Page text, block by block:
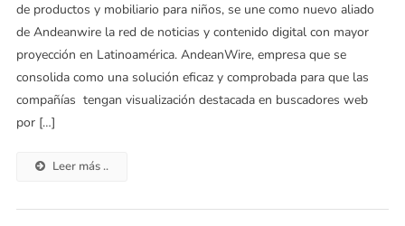
de productos y mobiliario para niños, se une como nuevo aliado
de Andeanwire la red de noticias y contenido digital con mayor
proyección en Latinoamérica. AndeanWire, empresa que se
consolida como una solución eficaz y comprobada para que las
compañías tengan visualización destacada en buscadores web
por […]
Leer más ..